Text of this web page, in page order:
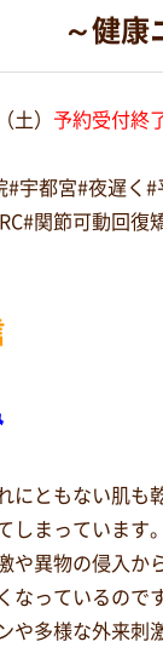
健康ニ
土） 予約受付終
#宇都宮#夜遅く
関節可動回
にともない肌も
しまっています。
や異物の侵入か
なっているので
や多様な外来刺